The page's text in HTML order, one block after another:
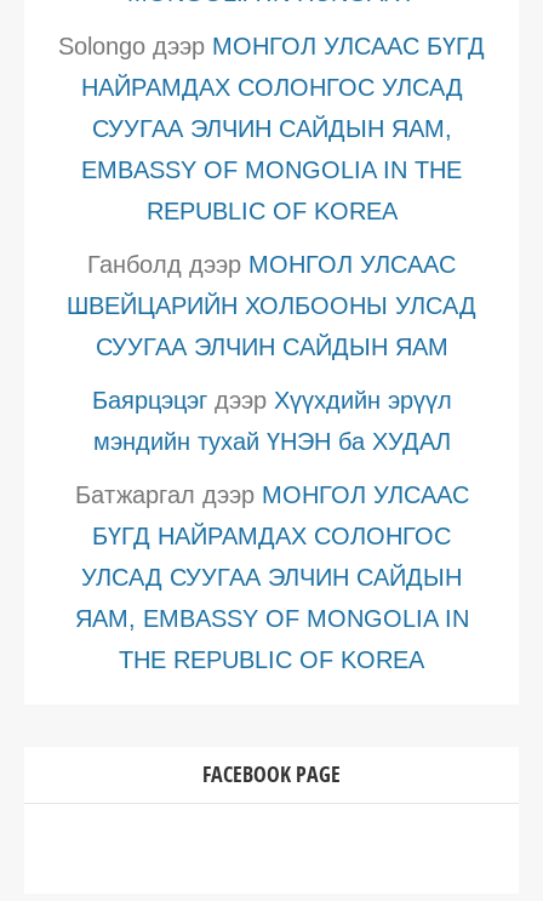
Solongo дээр МОНГОЛ УЛСААС БҮГД
НАЙРАМДАХ СОЛОНГОС УЛСАД
СУУГАА ЭЛЧИН САЙДЫН ЯАМ,
EMBASSY OF MONGOLIA IN THE
REPUBLIC OF KOREA
Ганболд дээр МОНГОЛ УЛСААС
ШВЕЙЦАРИЙН ХОЛБООНЫ УЛСАД
СУУГАА ЭЛЧИН САЙДЫН ЯАМ
Баярцэцэгдээр Хүүхдийн эрүүл
мэндийн тухай ҮНЭН ба ХУДАЛ
Батжаргал дээр МОНГОЛ УЛСААС
БҮГД НАЙРАМДАХ СОЛОНГОС
УЛСАД СУУГАА ЭЛЧИН САЙДЫН
ЯАМ, EMBASSY OF MONGOLIA IN
THE REPUBLIC OF KOREA
FACEBOOK PAGE